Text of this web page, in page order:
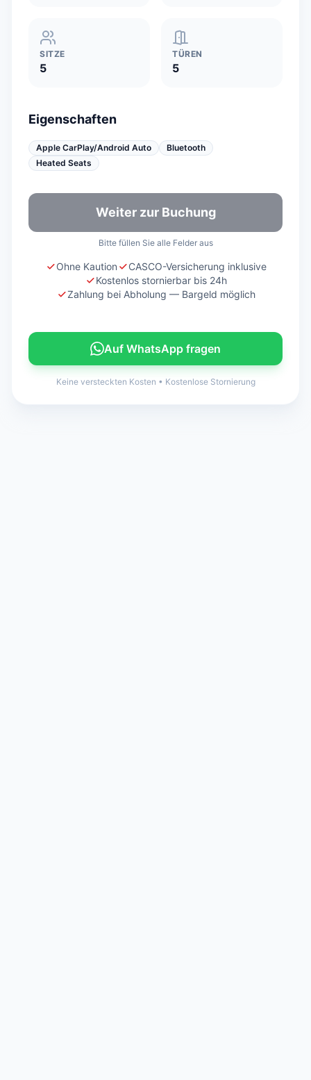
SITZE
5
TÜREN
5
Eigenschaften
Apple CarPlay/Android Auto
Bluetooth
Heated Seats
Weiter zur Buchung
Bitte füllen Sie alle Felder aus
Ohne Kaution
CASCO-Versicherung inklusive
Kostenlos stornierbar bis 24h
Zahlung bei Abholung — Bargeld möglich
Auf WhatsApp fragen
Keine versteckten Kosten • Kostenlose Stornierung